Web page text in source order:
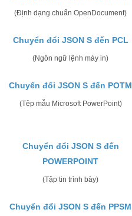
(Định dạng chuẩn OpenDocument)
Chuyển đổi JSON S đến PCL
(Ngôn ngữ lệnh máy in)
Chuyển đổi JSON S đến POTM
(Tệp mẫu Microsoft PowerPoint)
Chuyển đổi JSON S đến
POWERPOINT
(Tập tin trình bày)
Chuyển đổi JSON S đến PPSM